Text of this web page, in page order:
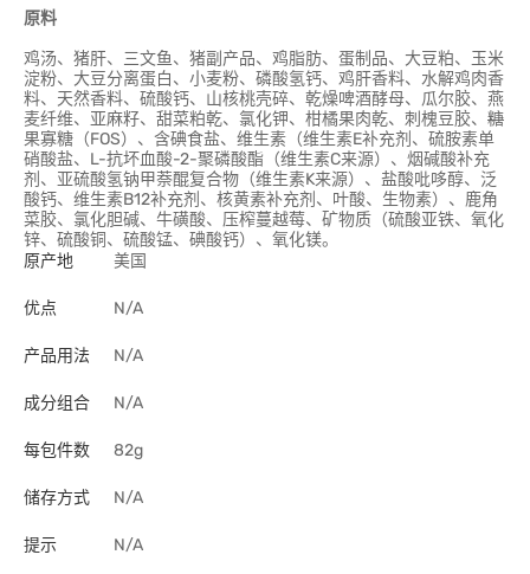
原料
鸡汤、猪肝、三文鱼、猪副产品、鸡脂肪、蛋制品、大豆粕、玉米
淀粉、大豆分离蛋白、小麦粉、磷酸氢钙、鸡肝香料、水解鸡肉香
料、天然香料、硫酸钙、山核桃壳碎、乾燥啤酒酵母、瓜尔胶、燕
麦纤维、亚麻籽、甜菜粕乾、氯化钾、柑橘果肉乾、刺槐豆胶、 糖
果寡糖（FOS）、含碘食盐、维生素（维生素E补充剂、硫胺素单
硝酸盐、L-抗坏血酸-2-聚磷酸酯（维生素C来源）、烟碱酸补充
剂、亚硫酸氢钠甲萘醌复合物（维生素K来源）、盐酸吡哆醇、泛
酸钙、维生素B12补充剂、核黄素补充剂、叶酸、生物素）、鹿角
菜胶、氯化胆碱、牛磺酸、压榨蔓越莓、矿物质（硫酸亚铁、氧化
锌、硫酸铜、硫酸锰、碘酸钙）、氧化镁。
原产地
美国
优点 N/A
产品用法 N/A
成分组合 N/A
每包件数 82g
储存方式 N/A
提示 N/A